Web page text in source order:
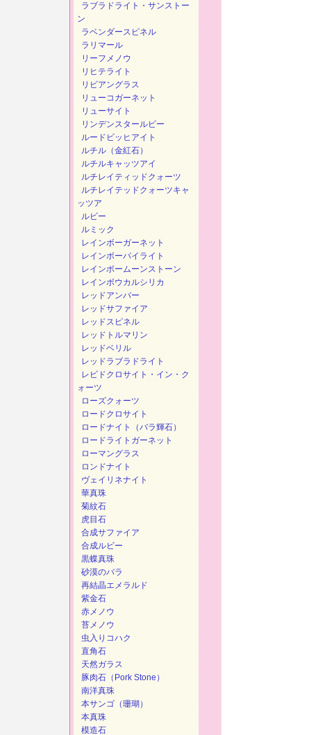
ラブラドライト・サンストー
ン
ラベンダースピネル
ラリマール
リーフメノウ
リヒテライト
リビアングラス
リューコガーネット
リューサイト
リンデンスタールビー
ルードビッヒアイト
ルチル（金紅石）
ルチルキャッツアイ
ルチレイティッドクォーツ
ルチレイテッドクォーツキャ
ッツア
ルビー
ルミック
レインボーガーネット
レインボーパイライト
レインボームーンストーン
レインボウカルシリカ
レッドアンバー
レッドサファイア
レッドスピネル
レッドトルマリン
レッドベリル
レッドラブラドライト
レビドクロサイト・イン・ク
ォーツ
ローズクォーツ
ロードクロサイト
ロードナイト（バラ輝石）
ロードライトガーネット
ローマングラス
ロンドナイト
ヴェイリネナイト
華真珠
菊紋石
虎目石
合成サファイア
合成ルビー
黒蝶真珠
砂漠のバラ
再結晶エメラルド
紫金石
赤メノウ
苔メノウ
虫入りコハク
直角石
天然ガラス
豚肉石（Pork Stone）
南洋真珠
本サンゴ（珊瑚）
本真珠
模造石